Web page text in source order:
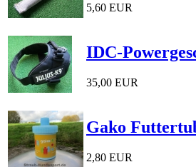
5,60 EUR
IDC-
35,00 EUR
Gako
2,80 EUR